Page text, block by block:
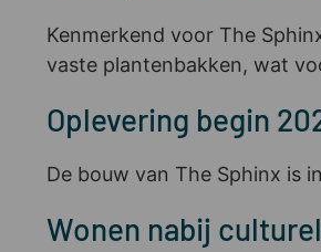
Kenmerkend voor The
vaste plantenbakken, wat
Oplevering begin
De bouw van The Sphinx is
Wonen nabij